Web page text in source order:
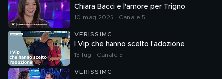
Chiara Bacci e l'amore per Trigno
10 mag 2025 | Canale 5
VERISSIMO
I Vip che hanno scelto l'adozione
13 lug | Canale 5
VERISSIMO